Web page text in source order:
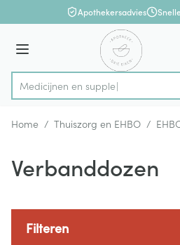
Ga naar de inhoudApothekersadvies
Menu
Product, merk, categorie...
M
Home / Thuiszorg en EHBO /
Verbanddozen
Filteren